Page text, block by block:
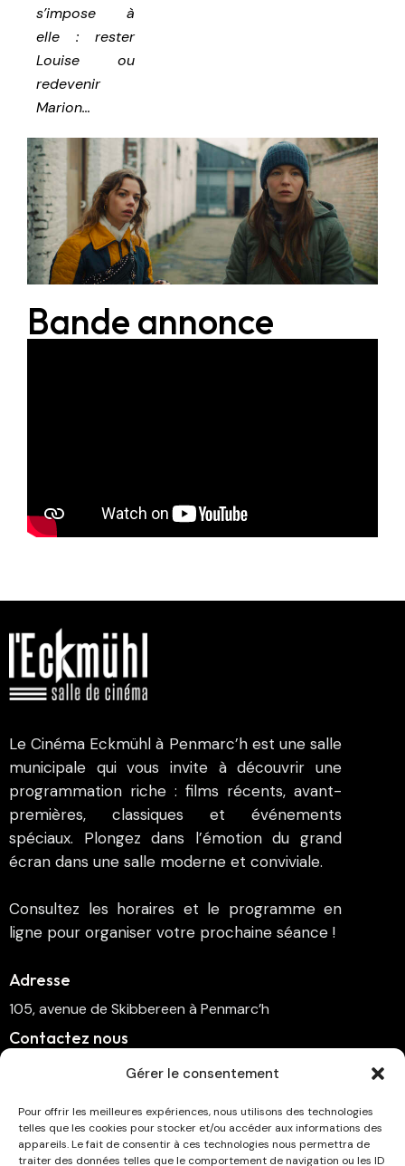
Gérer le consentement
Pour offrir les meilleures expériences, nous utilisons des technologies
telles que les cookies pour stocker et/ou accéder aux informations des
appareils. Le fait de consentir à ces technologies nous permettra de
traiter des données telles que le comportement de navigation ou les ID
s’impose à
elle : rester
Louise ou
redevenir
Marion…
Bande annonce
Le Cinéma Eckmühl à Penmarc’h est une salle
municipale qui vous invite à découvrir une
programmation riche : films récents, avant-
premières, classiques et événements
spéciaux. Plongez dans l’émotion du grand
écran dans une salle moderne et conviviale.
Consultez les horaires et le programme en
ligne pour organiser votre prochaine séance !
Adresse
105, avenue de Skibbereen à Penmarc’h
Contactez nous
cinema.penmarch@orange.fr
Suivez-nous